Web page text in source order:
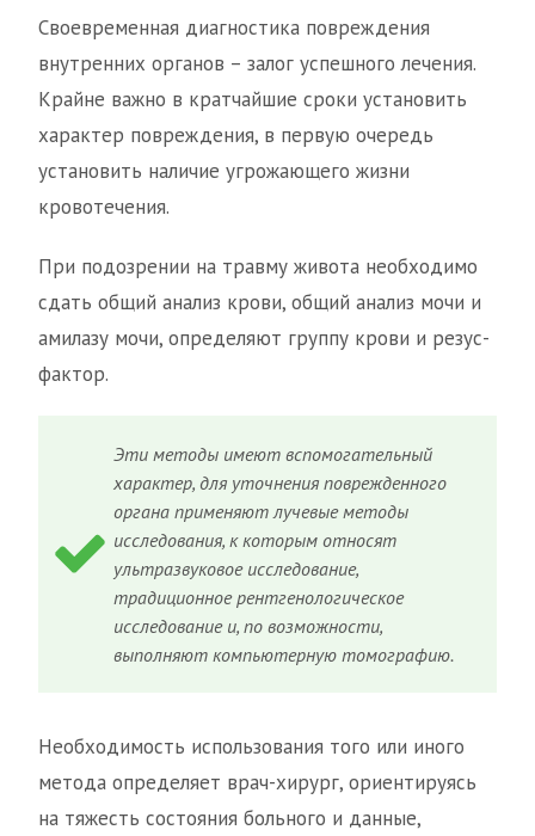
Своевременная диагностика повреждения
внутренних органов – залог успешного лечения.
Крайне важно в кратчайшие сроки установить
характер повреждения, в первую очередь
установить наличие угрожающего жизни
кровотечения.
При подозрении на травму живота необходимо
сдать общий анализ крови, общий анализ мочи и
амилазу мочи, определяют группу крови и резус-
фактор.
Эти методы имеют вспомогательный
характер, для уточнения поврежденного
органа применяют лучевые методы
исследования, к которым относят
ультразвуковое исследование,
традиционное рентгенологическое
исследование и, по возможности,
выполняют компьютерную томографию.
Необходимость использования того или иного
метода определяет врач-хирург, ориентируясь
на тяжесть состояния больного и данные,